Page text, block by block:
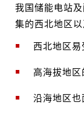
我国储能电站
集的西北地区
西北地区易
高海拔地区
沿海地区也